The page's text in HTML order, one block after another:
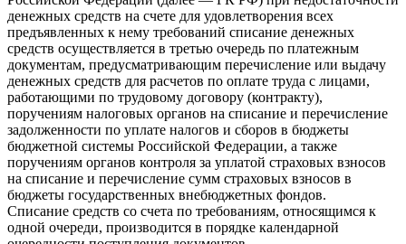
денежных средств на счете для удовлетворения всех
предъявленных к нему требований списание денежных
средств осуществляется в третью очередь по платежным
документам, предусматривающим перечисление или выдачу
денежных средств для расчетов по оплате труда с лицами,
работающими по трудовому договору (контракту),
поручениям налоговых органов на списание и перечисление
задолженности по уплате налогов и сборов в бюджеты
бюджетной системы Российской Федерации, а также
поручениям органов контроля за уплатой страховых взносов
на списание и перечисление сумм страховых взносов в
бюджеты государственных внебюджетных фондов.
Списание средств со счета по требованиям, относящимся к
одной очереди, производится в порядке календарной